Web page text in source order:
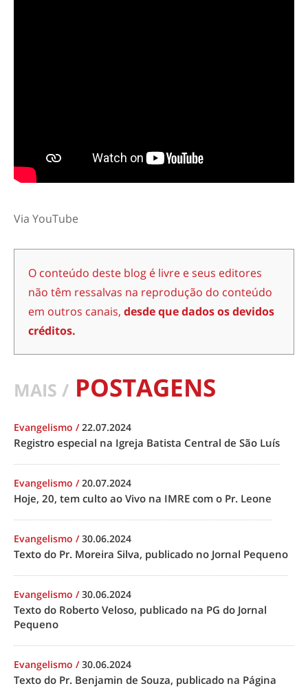
Via YouTube
O conteúdo deste blog é livre e seus editores
não têm ressalvas na reprodução do conteúdo
em outros canais, desde que dados os devidos
créditos.
MAIS / POSTAGENS
Evangelismo /22.07.2024
Registro especial na Igreja Batista Central de São Luís
Evangelismo /20.07.2024
Hoje, 20, tem culto ao Vivo na IMRE com o Pr. Leone
Evangelismo /30.06.2024
Texto do Pr. Moreira Silva, publicado no Jornal Pequeno
Evangelismo /30.06.2024
Texto do Roberto Veloso, publicado na PG do Jornal
Pequeno
Evangelismo /30.06.2024
Texto do Pr. Benjamin de Souza, publicado na Página